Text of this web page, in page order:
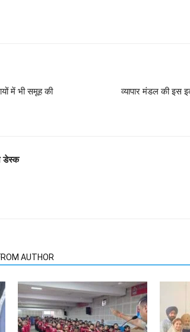
में भी समूह की
व्यापार मंडल की इस
डेस्क
AUTHOR